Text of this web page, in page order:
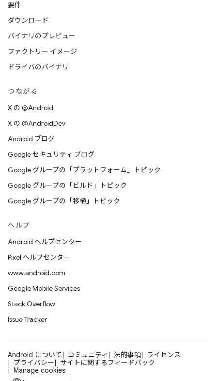
要件
ダウンロード
バイナリのプレビュー
ファクトリー イメージ
ドライバのバイナリ
つながる
X の @Android
X の @AndroidDev
Android ブログ
Google セキュリティ ブログ
Google グループの「プラットフォーム」トピック
Google グループの「ビルド」トピック
Google グループの「移植」トピック
ヘルプ
Android ヘルプセンター
Pixel ヘルプセンター
www.android.com
Google Mobile Services
Stack Overflow
Issue Tracker
Android について コミュニティ 法的事項
ライセンス
プライバシー
サイトに関するフィードバック
Manage cookies